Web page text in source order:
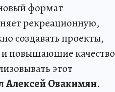
формат
рекреационную,
создавать проекты,
повышающие качество
этот
Алексей Овакимян.